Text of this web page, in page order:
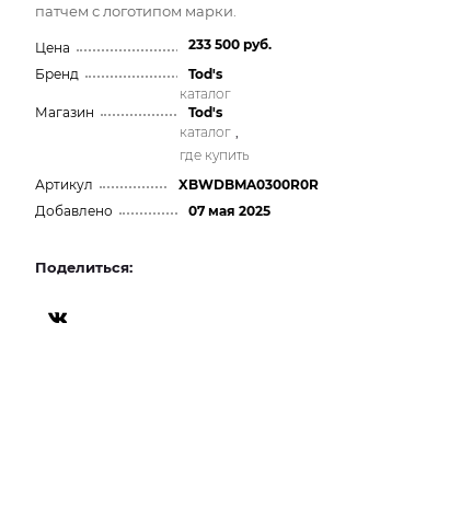
патчем с логотипом марки.
Цена
233 500 руб.
Бренд
Tod's
каталог
Магазин
Tod's
каталог ,
где купить
Артикул
XBWDBMA0300R0R
Добавлено
07 мая 2025
Поделиться: